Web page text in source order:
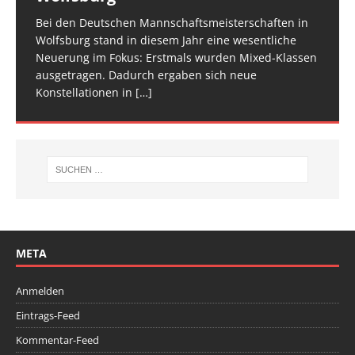
Bei den Deutschen Mannschaftsmeisterschaften in
Wolfsburg stand in diesem Jahr eine wesentliche
Neuerung im Fokus: Erstmals wurden Mixed-Klassen
ausgetragen. Dadurch ergaben sich neue
Konstellationen in […]
den Athletinnen und Athleten mehr Raum zu geben.
[…]
[…]
Am vergangenen Wochenende traf sich die deutsche
Spitze im Trampolinturnen in Biberach an der Riß
(Baden-Württemberg) zu einem hochkarätigen
Wettkampfwochenende: Am Samstag standen die
Deutschen[…]
META
Anmelden
Eintrags-Feed
Kommentar-Feed